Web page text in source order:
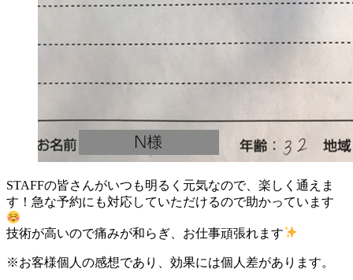
STAFFの皆さんがいつも明るく元気なので、楽しく通えま
す！急な予約にも対応していただけるので助かっています
技術が高いので痛みが和らぎ、お仕事頑張れます
※お客様個人の感想であり、効果には個人差があります。